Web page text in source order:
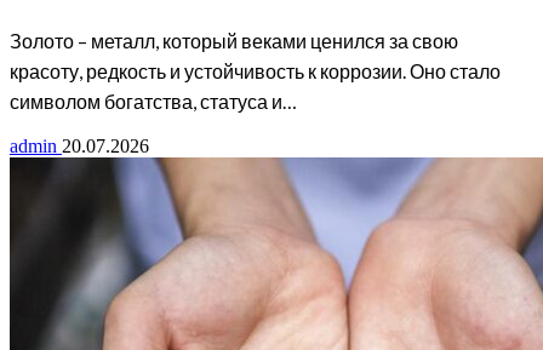
Золото – металл, который веками ценился за свою
красоту, редкость и устойчивость к коррозии. Оно стало
символом богатства, статуса и…
admin 20.07.2026